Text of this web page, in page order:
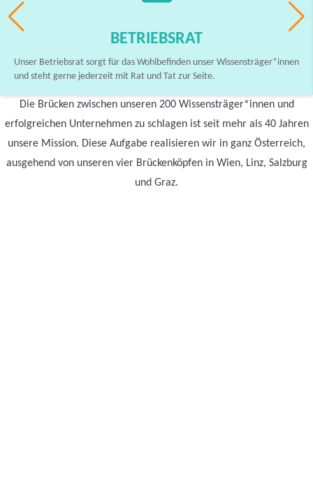
BETRIEBSRAT
Unser Betriebsrat sorgt für das Wohlbefinden unser Wissensträger*innen
und steht gerne jederzeit mit Rat und Tat zur Seite.
Die Brücken zwischen unseren 200 Wissensträger*innen und
erfolgreichen Unternehmen zu schlagen ist seit mehr als 40 Jahren
unsere Mission. Diese Aufgabe realisieren wir in ganz Österreich,
ausgehend von unseren vier Brückenköpfen in Wien, Linz, Salzburg
und Graz.